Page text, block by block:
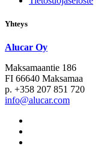
Yhteys
Alucar Oy
Maksamaantie 186
FI 66640 Maksamaa
p. +358 207 851 720
info@alucar.com